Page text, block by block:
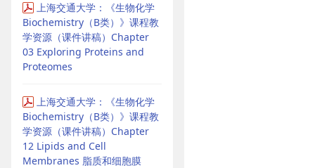
上海交通大学：《生物化学
Biochemistry（B类）》课程教
学资源（课件讲稿）Chapter
03 Exploring Proteins and
Proteomes
上海交通大学：《生物化学
Biochemistry（B类）》课程教
学资源（课件讲稿）Chapter
12 Lipids and Cell
Membranes 脂质和细胞膜